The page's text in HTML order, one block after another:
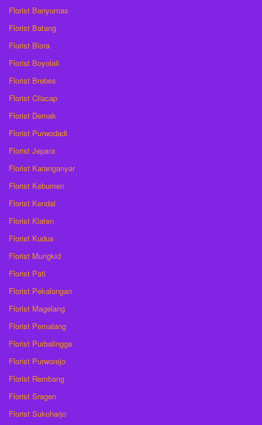
Florist Banyumas
Florist Batang
Florist Blora
Florist Boyolali
Florist Brebes
Florist Cilacap
Florist Demak
Florist Purwodadi
Florist Jepara
Florist Karanganyar
Florist Kebumen
Florist Kendal
Florist Klaten
Florist Kudus
Florist Mungkid
Florist Pati
Florist Pekalongan
Florist Magelang
Florist Pemalang
Florist Purbalingga
Florist Purworejo
Florist Rembang
Florist Sragen
Florist Sukoharjo